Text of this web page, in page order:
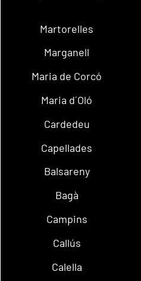
Martorelles
Marganell
Maria de Corcó
Maria d´Oló
Cardedeu
Capellades
Balsareny
Bagà
Campins
Callús
Calella